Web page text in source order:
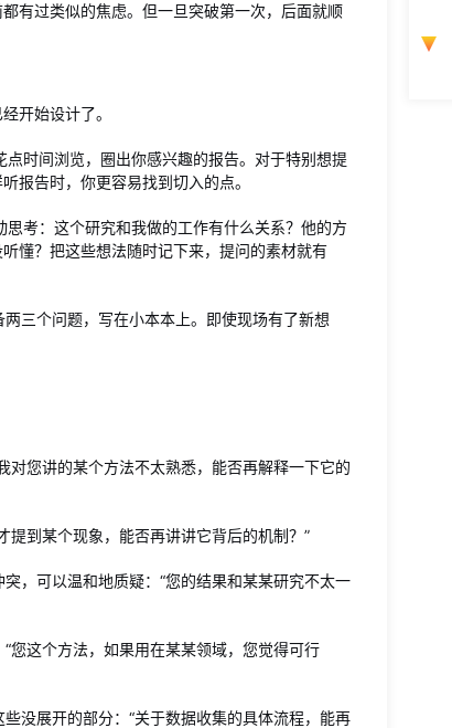
有过类似的焦虑。但一旦突破第一次，后面就顺
开始设计了。
时间浏览，圈出你感兴趣的报告。对于特别想提
报告时，你更容易找到切入的点。
考：这个研究和我做的工作有什么关系？他的方
懂？把这些想法随时记下来，提问的素材就有
三个问题，写在小本本上。即使现场有了新想
对您讲的某个方法不太熟悉，能否再解释一下它的
提到某个现象，能否再讲讲它背后的机制？”
，可以温和地质疑：“您的结果和某某研究不太一
您这个方法，如果用在某某领域，您觉得可行
没展开的部分：“关于数据收集的具体流程，能再